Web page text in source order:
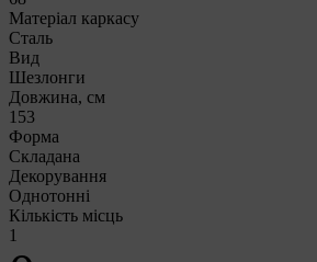
Матеріал каркасу
Сталь
Вид
Шезлонги
Довжина, см
153
Форма
Складана
Декорування
Однотонні
Кількість місць
1